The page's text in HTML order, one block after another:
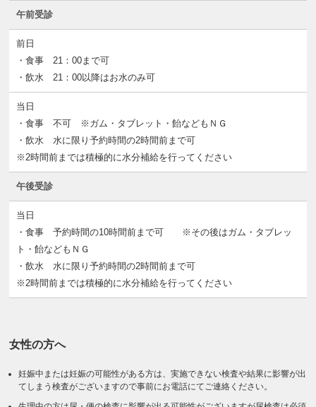
午前受診
前日
・食事 21：00まで可
・飲水 21：00以降はお水のみ可
当日
・食事 不可 ※ガム・タブレット・飴などもＮＧ
・飲水 水に限り予約時間の2時間前まで可
※2時間前までは積極的に水分補給を行ってください
午後受診
当日
・食事 予約時間の10時間前まで可 ※その後はガム・タブレッ
ト・飴などもＮＧ
・飲水 水に限り予約時間の2時間前まで可
※2時間前までは積極的に水分補給を行ってください
女性の方へ
妊娠中または妊娠の可能性がある方は、実施できない検査や結果に影響が出
てしまう検査がございますので事前にお電話にてご連絡ください。